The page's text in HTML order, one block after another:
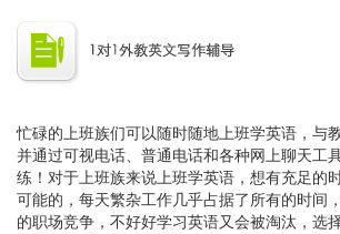
忙碌的上班族们可以随时随地上班学英语，与
并通过可视电话、普通电话和各种网上聊天工
练！对于上班族来说上班学英语，想有充足的
可能的，每天繁杂工作几乎占据了所有的时间
的职场竞争，不好好学习英语又会被淘汰，选